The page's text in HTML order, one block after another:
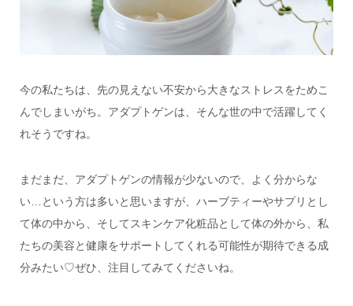
今の私たちは、先の見えない不安から大きなストレスをためこ
んでしまいがち。アダプトゲンは、そんな世の中で活躍してく
れそうですね。
まだまだ、アダプトゲンの情報が少ないので、よく分からな
い…という方は多いと思いますが、ハーブティーやサプリとし
て体の中から、そしてスキンケア化粧品として体の外から、私
たちの美容と健康をサポートしてくれる可能性が期待できる成
分みたい♡ぜひ、注目してみてくださいね。